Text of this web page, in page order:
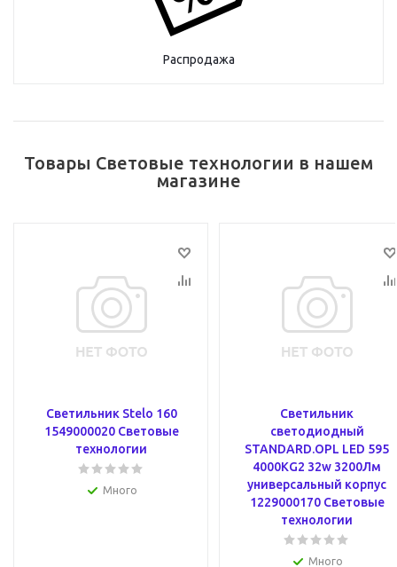
Распродажа
Товары Световые технологии в нашем
магазине
Светильник Stelo 160
1549000020 Световые
технологии
Много
Светильник
светодиодный
STANDARD.OPL LED 595
4000KG2 32w 3200Лм
универсальный корпус
1229000170 Световые
технологии
Много